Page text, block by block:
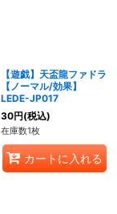
【遊戯】天盃龍ファドラ
【ノーマル/効果】
LEDE-JP017
30円(税込)
在庫数1枚
カートに入れる